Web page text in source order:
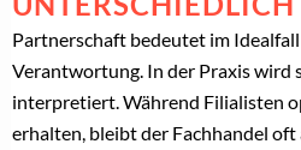
Partnerschaft bedeutet im
Verantwortung. In der Praxis wird
interpretiert. Während Filialisten
erhalten, bleibt der Fachhandel oft